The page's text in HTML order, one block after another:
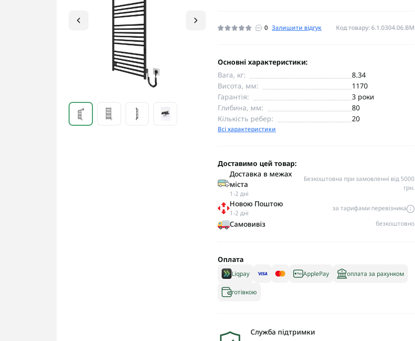
0 Залишити відгук Код товару: 6.1.0304.06.BM
Основні характеристики:
Вага, кг:
8.34
Висота, мм:
1170
Гарантія:
3 роки
Глибина, мм:
80
Кількість ребер:
20
Всі характеристики
Доставимо цей товар:
Доставка в межах
міста
1-2 дні
Безкоштовна при замовленні від 5000
грн.
Новою Поштою
1-2 дні
за тарифами перевізника
Самовивіз безкоштовно
Оплата
Liqpay ApplePay оплата за рахунком
готівкою
Служба підтримки